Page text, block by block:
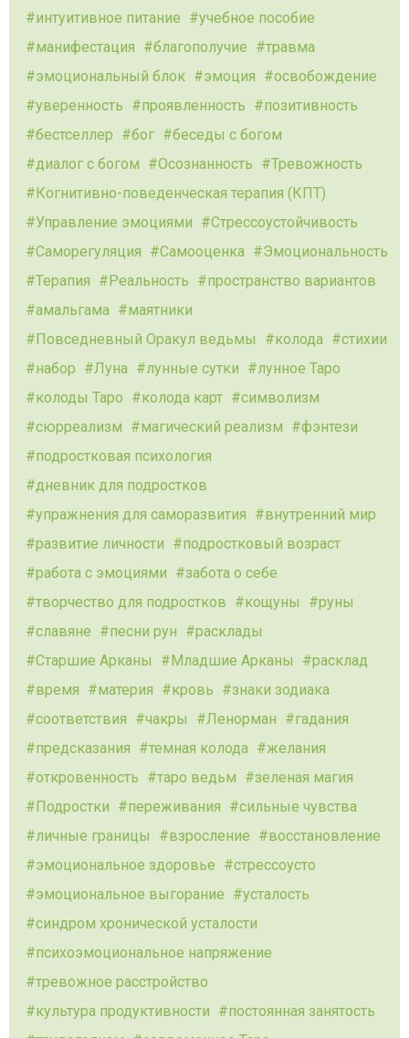
интуитивное питание
учебное пособие
манифестация
благополучие
травма
эмоциональный блок
эмоция
освобождение
уверенность
проявленность
позитивность
бестселлер
бог
беседы с богом
диалог с богом
Осознанность
Тревожность
Когнитивно-поведенческая терапия (КПТ)
Управление эмоциями
Стрессоустойчивость
Саморегуляция
Самооценка
Эмоциональность
Терапия
Реальность
пространство вариантов
амальгама
маятники
Повседневный Оракул ведьмы
колода
стихии
набор
Луна лунные сутки
лунное Таро
колоды Таро
колода карт
символизм
сюрреализм
магический реализм
фэнтези
подростковая психология
дневник для подростков
упражнения для саморазвития
внутренний мир
развитие личности
подростковый возраст
работа с эмоциями
забота о себе
творчество для подростков
кощуны
руны
славяне
песни рун
расклады
Старшие Арканы
Младшие Арканы
расклад
время
материя кровь
знаки зодиака
соответствия
чакры Ленорман
гадания
предсказания
темная колода
желания
откровенность
таро ведьм
зеленая магия
Подростки
переживания
сильные чувства
личные границы
взросление
восстановление
эмоциональное здоровье
стрессоусто
эмоциональное выгорание
усталость
синдром хронической усталости
психоэмоциональное напряжение
тревожное расстройство
культура продуктивности
постоянная занятость